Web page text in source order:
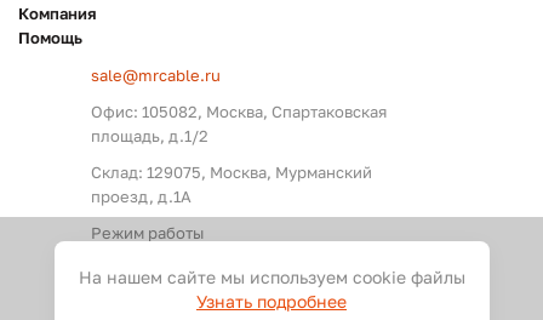
Компания
Помощь
sale@mrcable.ru
Офис: 105082, Москва, Спартаковская
площадь, д.1/2
Склад: 129075, Москва, Мурманский
проезд, д.1А
Режим работы
На нашем сайте мы используем cookie файлы
Узнать подробнее